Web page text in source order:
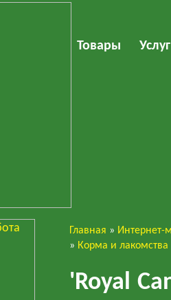
Товары
Главная » Интернет-
» Корма и лакомства
'Royal